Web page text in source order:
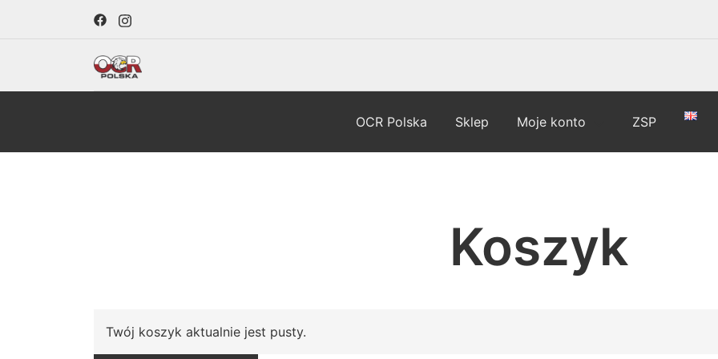
OCR Polska
OCR Polska Sklep Moje konto ZSP
Koszyk
Twój koszyk aktualnie jest pusty.